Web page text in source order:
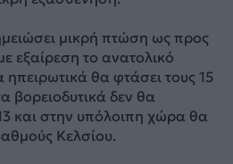
μικρή πτώση ως προς
εξαίρεση το ανατολικό
ηπειρωτικά θα φτάσει τους 15
βορειοδυτικά δεν θα
και στην υπόλοιπη χώρα θα
Κελσίου.